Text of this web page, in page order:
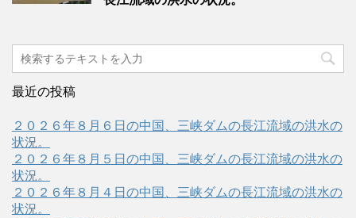
最近の投稿
２０２６年８月６日の中国、三峡ダムの長江流域の洪水の
状況。
２０２６年８月５日の中国、三峡ダムの長江流域の洪水の
状況。
２０２６年８月４日の中国、三峡ダムの長江流域の洪水の
状況。